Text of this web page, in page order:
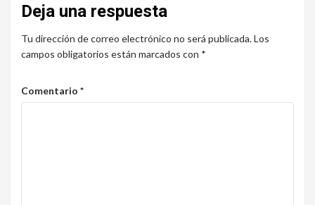
Deja una respuesta
Tu dirección de correo electrónico no será publicada.Los
campos obligatorios están marcados con *
Comentario *